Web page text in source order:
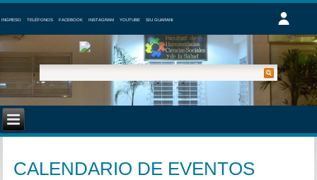
INGRESO TELÉFONOS FACEBOOK INSTAGRAM YOUTUBE SIU GUARANI
CALENDARIO DE EVENTOS